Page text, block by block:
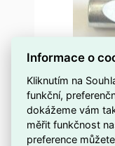
LK2
Informace o
Kliknutím na
funkční,
dokážeme vám
měřit funkčnost
preference